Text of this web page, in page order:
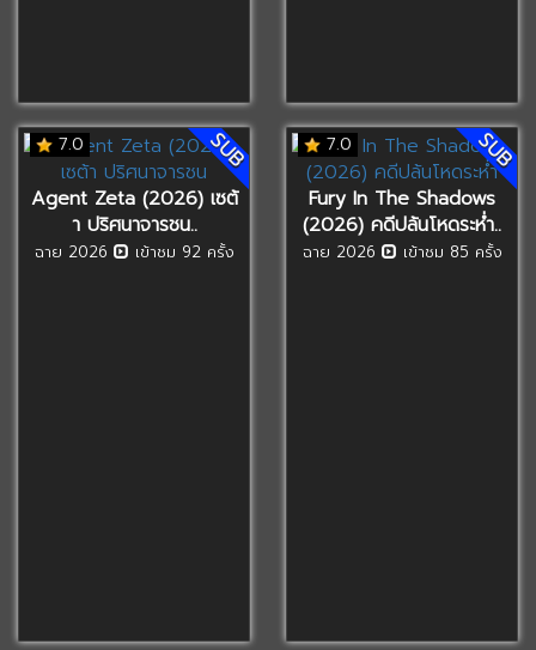
7.0 SUB
Agent Zeta (2026) เซต้
า ปริศนาจารชน..
ฉาย 2026 เข้าชม 92 ครั้ง
7.0 SUB
Fury In The Shadows
(2026) คดีปล้นโหดระห่ำ..
ฉาย 2026 เข้าชม 85 ครั้ง